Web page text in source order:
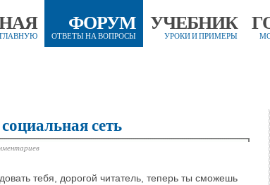
ФОРУМ
ОТВЕТЫ НА ВОПРОСЫ
УЧЕБНИК
УРОКИ И ПРИМЕРЫ
сеть
тебя, дорогой читатель, теперь ты сможешь